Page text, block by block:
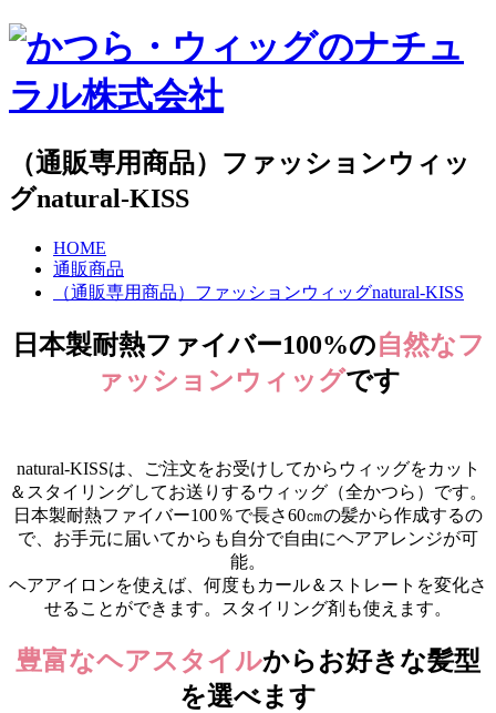
（通販専用商品）ファッションウィッ
グnatural-KISS
HOME
通販商品
（通販専用商品）ファッションウィッグnatural-KISS
日本製耐熱ファイバー100%の自然なフ
ァッションウィッグです
natural-KISSは、ご注文をお受けしてからウィッグをカット
＆スタイリングしてお送りするウィッグ（全かつら）です。
日本製耐熱ファイバー100％で長さ60㎝の髪から作成するの
で、お手元に届いてからも自分で自由にヘアアレンジが可
能。
ヘアアイロンを使えば、何度もカール＆ストレートを変化さ
せることができます。スタイリング剤も使えます。
豊富なヘアスタイルからお好きな髪型
を選べます